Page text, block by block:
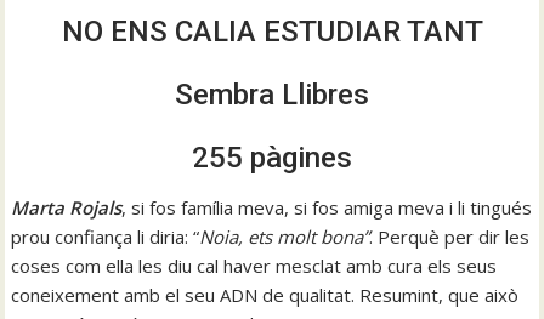
NO ENS CALIA ESTUDIAR TANT
Sembra Llibres
255 pàgines
Marta Rojals, si fos família meva, si fos amiga meva i li tingués
prou confiança li diria: “Noia, ets molt bona”. Perquè per dir les
coses com ella les diu cal haver mesclat amb cura els seus
coneixement amb el seu ADN de qualitat. Resumint, que això